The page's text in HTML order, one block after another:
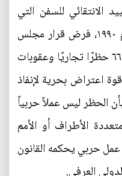
الانتقائي للسفن التي
تحمل أسلحة هجومية. وفي عام ١٩٩٠، فرض قرار مجلس
الأمن التابع للأمم المتحدة رقم ٦٦١ حظرًا تجاريًا وعقوبات
اعتراض بحرية لإنفاذ
الحظر ليس عملاً حربياً
الأطراف أو الأمم
حربي يحكمه القانون